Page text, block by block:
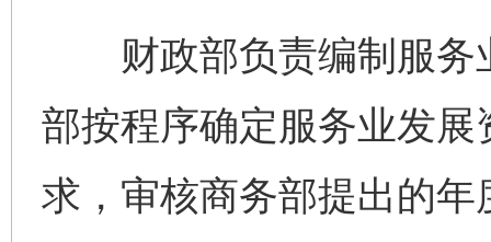
财政部负责编制服务
部按程序确定服务业发
求，审核商务部提出的